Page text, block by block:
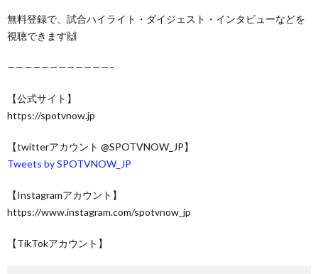
無料登録で、試合ハイライト・ダイジェスト・インタビューなどを
視聴できます🙌
————————————–
【公式サイト】
https://spotvnow.jp​​​​​​​​​​
【twitterアカウント @SPOTVNOW_JP】
Tweets by SPOTVNOW_JP
【Instagramアカウント】
https://www.instagram.com/spotvnow_jp
【TikTokアカウント】